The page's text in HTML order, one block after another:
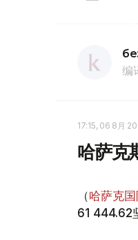
编
17:15, 06 8月
哈萨克
（哈萨克
61 444.62